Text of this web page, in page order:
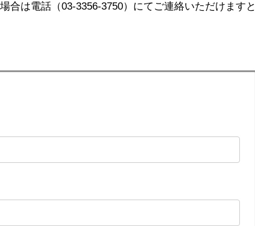
は電話（03-3356-3750）にてご連絡いただけますと